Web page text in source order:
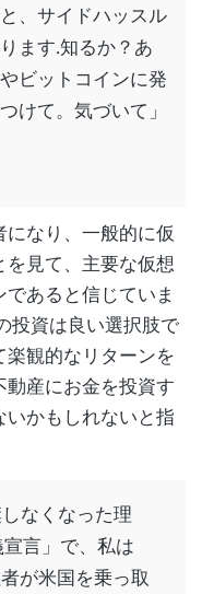
、サイドハッスル
ます.知るか？あ
ビットコインに発
けて。気づいて」
なり、一般的に仮
見て、主要な仮想
あると信じていま
投資は良い選択肢で
観的なリターンを
産にお金を投資す
かもしれないと指
しなくなった理
宣言」で、私は
が米国を乗っ取